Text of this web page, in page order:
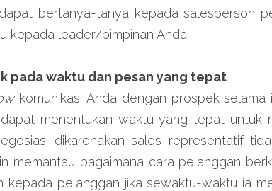
bertanya-tanya kepada salesperson
kepada leader/pimpinan Anda.
pada waktu dan pesan yang tepat
komunikasi Anda dengan prospek selama
menentukan waktu yang tepat untuk
dikarenakan sales representatif
memantau bagaimana cara pelanggan
kepada pelanggan jika sewaktu-waktu ia